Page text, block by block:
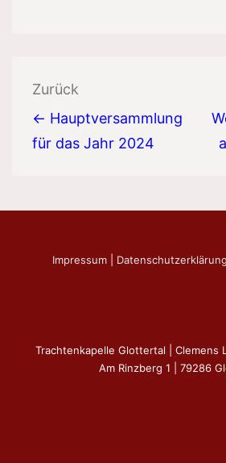
Beitragsnavigation
Zurück
← Hauptversammlung
für das Jahr 2024
Impressum| Datenschutzerklärung
Trachtenkapelle Glottertal | Clemens
Am Rinzberg 1 | 79286